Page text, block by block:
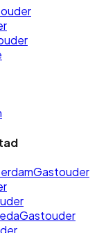
Gastouder
Gastouder